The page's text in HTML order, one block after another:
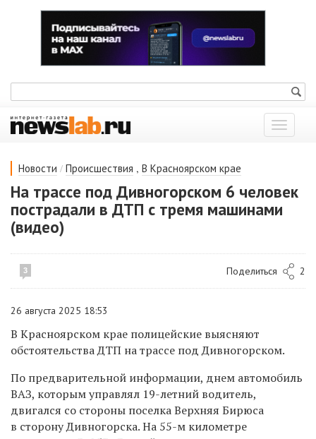
Показать
меню
Новости / Происшествия , В Красноярском крае
На трассе под Дивногорском 6 человек
пострадали в ДТП с тремя машинами
(видео)
3 Поделиться 2
26 августа 2025 18:53
В Красноярском крае полицейские выясняют
обстоятельства ДТП на трассе под Дивногорском.
По предварительной информации, днем автомобиль
ВАЗ, которым управлял 19-летний водитель,
двигался со стороны поселка Верхняя Бирюса
в сторону Дивногорска. На 55-м километре